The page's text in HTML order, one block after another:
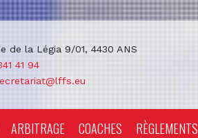
de la Légia 9/01, 4430 ANS
41 94
ARBITRAGE COACHES RÈGLEMENTS